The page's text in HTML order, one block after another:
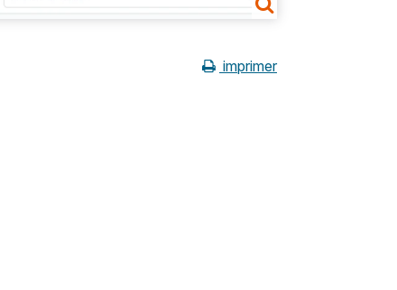
imprimer